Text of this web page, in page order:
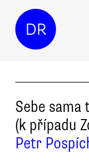
DR
Sebe
(k případu
Petr